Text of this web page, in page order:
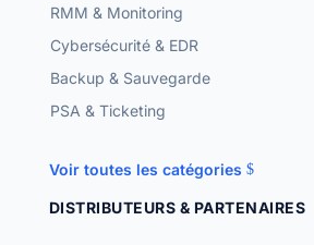
RMM & Monitoring
Cybersécurité & EDR
Backup & Sauvegarde
PSA & Ticketing
Voir toutes les catégories
DISTRIBUTEURS & PARTENAIRES